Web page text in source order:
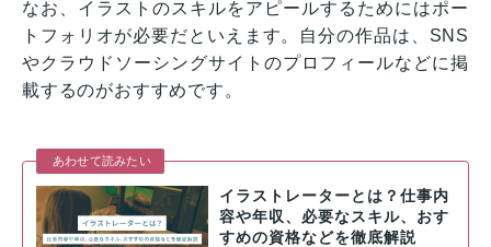
なお、イラストのスキルをアピールするためにはポー
トフォリオが必要だといえます。自分の作品は、SNS
やクラウドソーシングサイトのプロフィールなどに掲
載するのがおすすめです。
あわせて読みたい
イラストレーターとは？仕事内
容や年収、必要なスキル、おす
すめの資格などを徹底解説